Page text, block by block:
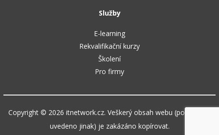
Služby
E-learning
Rekvalifikační kurzy
Školení
Pro firmy
Copyright © 2026 itnetwork.cz. Veškerý obsah webu (pokud není
uvedeno jinak) je zakázáno kopírovat.